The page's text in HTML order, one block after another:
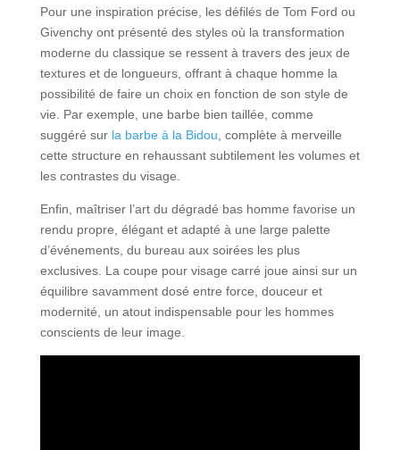
Pour une inspiration précise, les défilés de Tom Ford ou
Givenchy ont présenté des styles où la transformation
moderne du classique se ressent à travers des jeux de
textures et de longueurs, offrant à chaque homme la
possibilité de faire un choix en fonction de son style de
vie. Par exemple, une barbe bien taillée, comme
suggéré sur la barbe à la Bidou , complète à merveille
cette structure en rehaussant subtilement les volumes et
les contrastes du visage.
Enfin, maîtriser l’art du dégradé bas homme favorise un
rendu propre, élégant et adapté à une large palette
d’événements, du bureau aux soirées les plus
exclusives. La coupe pour visage carré joue ainsi sur un
équilibre savamment dosé entre force, douceur et
modernité, un atout indispensable pour les hommes
conscients de leur image.